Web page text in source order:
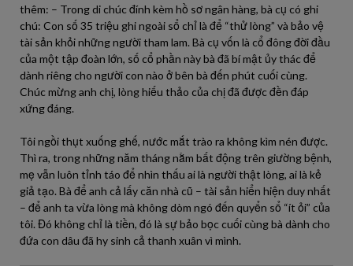
thêm: – Trong di chúc đính kèm hồ sơ ngân hàng, bà cụ có ghi
chú: Con số 35 triệu ghi ngoài sổ chỉ là để “thử lòng” và bảo vệ
tài sản khỏi những người tham lam. Bà cụ vốn là cổ đông đời đầu
của một tập đoàn lớn, số cổ phần này bà đã bí mật ủy thác để
dành riêng cho người con nào ở bên bà đến phút cuối cùng.
Chúc mừng anh chị, lòng hiếu thảo của chị đã được đền đáp
xứng đáng.
Tôi ngồi thụt xuống ghế, nước mắt trào ra không kìm nén được.
Thì ra, trong những năm tháng nằm bất động trên giường bệnh,
mẹ vẫn luôn tỉnh táo để nhìn thấu ai là người thật lòng, ai là kẻ
giả tạo. Bà để anh cả lấy căn nhà cũ – tài sản hiển hiện duy nhất
– để anh ta vừa lòng mà không dòm ngó đến quyển sổ “ít ỏi” của
tôi. Đó không chỉ là tiền, đó là sự bảo bọc cuối cùng bà dành cho
đứa con dâu đã hy sinh cả thanh xuân vì mình.